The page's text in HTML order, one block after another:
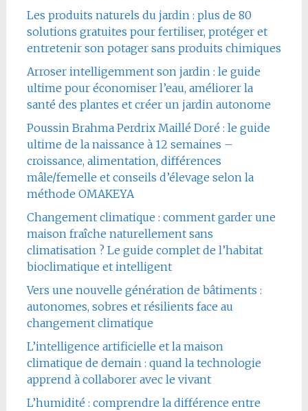
Les produits naturels du jardin : plus de 80
solutions gratuites pour fertiliser, protéger et
entretenir son potager sans produits chimiques
Arroser intelligemment son jardin : le guide
ultime pour économiser l’eau, améliorer la
santé des plantes et créer un jardin autonome
Poussin Brahma Perdrix Maillé Doré : le guide
ultime de la naissance à 12 semaines –
croissance, alimentation, différences
mâle/femelle et conseils d’élevage selon la
méthode OMAKEYA
Changement climatique : comment garder une
maison fraîche naturellement sans
climatisation ? Le guide complet de l’habitat
bioclimatique et intelligent
Vers une nouvelle génération de bâtiments :
autonomes, sobres et résilients face au
changement climatique
L’intelligence artificielle et la maison
climatique de demain : quand la technologie
apprend à collaborer avec le vivant
L’humidité : comprendre la différence entre